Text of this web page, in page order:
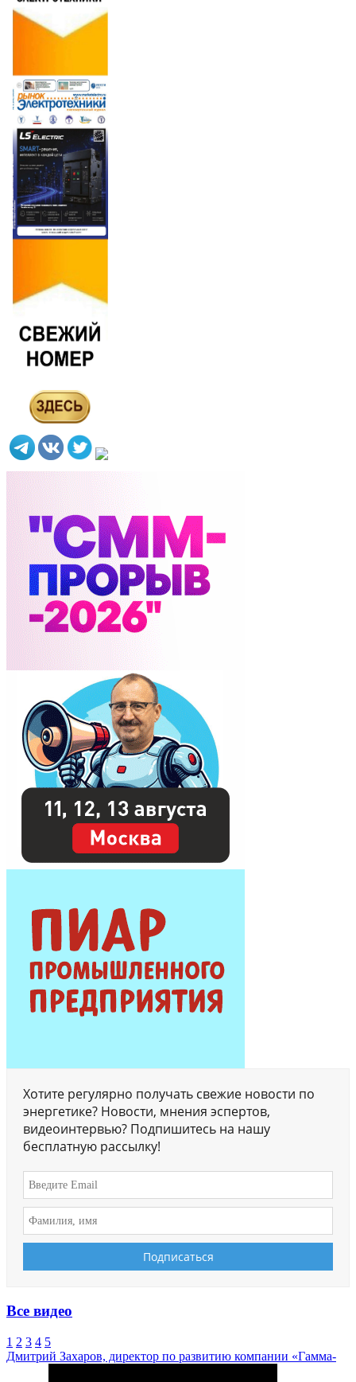
Хотите регулярно получать свежие новости по
энергетике? Новости, мнения эспертов,
видеоинтервью? Подпишитесь на нашу
бесплатную рассылку!
Все видео
1 2 3 4 5
Дмитрий Захаров, директор по развитию компании «Гамма-